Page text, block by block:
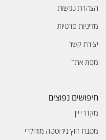
הצהרת נגישות
מדיניות פרטיות
יצירת קשר
מפת אתר
חיפושים נפוצים
מקררי יין
מטבח חוץ נירוסטה מודולרי